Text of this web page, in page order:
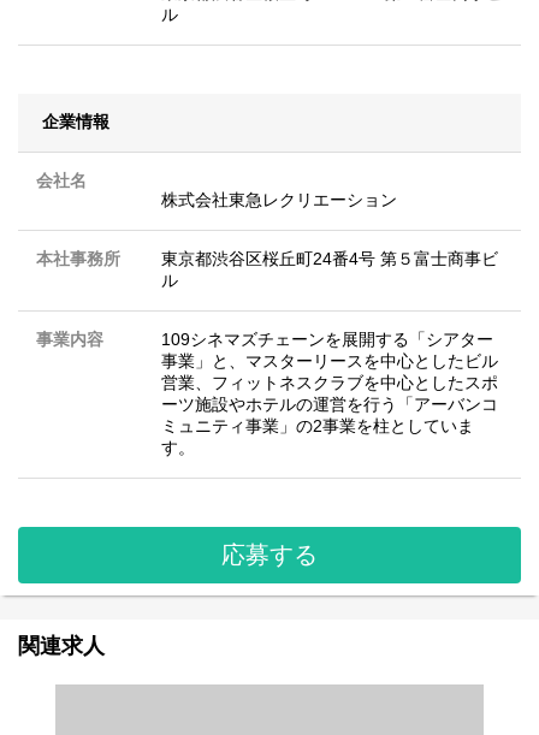
ル
企業情報
会社名
株式会社東急レクリエーション
本社事務所
東京都渋谷区桜丘町24番4号 第５富士商事ビ
ル
事業内容
109シネマズチェーンを展開する「シアター
事業」と、マスターリースを中心としたビル
営業、フィットネスクラブを中心としたスポ
ーツ施設やホテルの運営を行う「アーバンコ
ミュニティ事業」の2事業を柱としていま
す。
応募する
関連求人